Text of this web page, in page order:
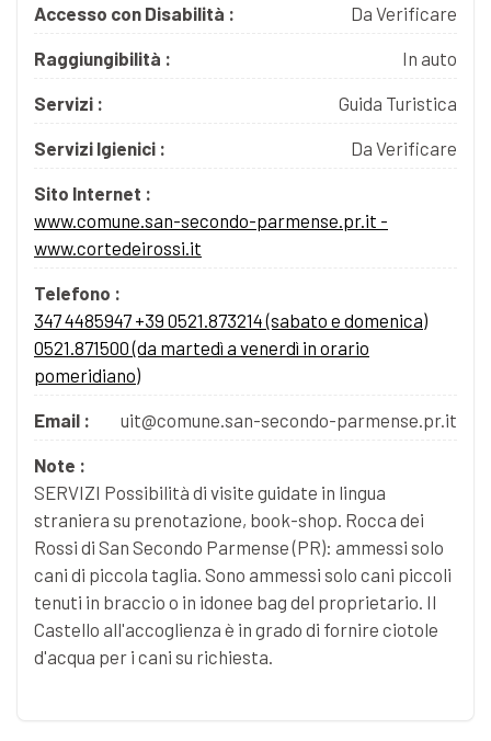
Accesso con Disabilità : Da Verificare
Raggiungibilità : In auto
Servizi : Guida Turistica
Servizi Igienici : Da Verificare
Sito Internet :
www.comune.san-secondo-parmense.pr.it -
www.cortedeirossi.it
Telefono :
347 4485947 +39 0521.873214 (sabato e domenica)
0521.871500 (da martedì a venerdì in orario
pomeridiano)
Email : uit@comune.san-secondo-parmense.pr.it
Note :
SERVIZI Possibilità di visite guidate in lingua
straniera su prenotazione, book-shop. Rocca dei
Rossi di San Secondo Parmense (PR): ammessi solo
cani di piccola taglia. Sono ammessi solo cani piccoli
tenuti in braccio o in idonee bag del proprietario. Il
Castello all'accoglienza è in grado di fornire ciotole
d'acqua per i cani su richiesta.